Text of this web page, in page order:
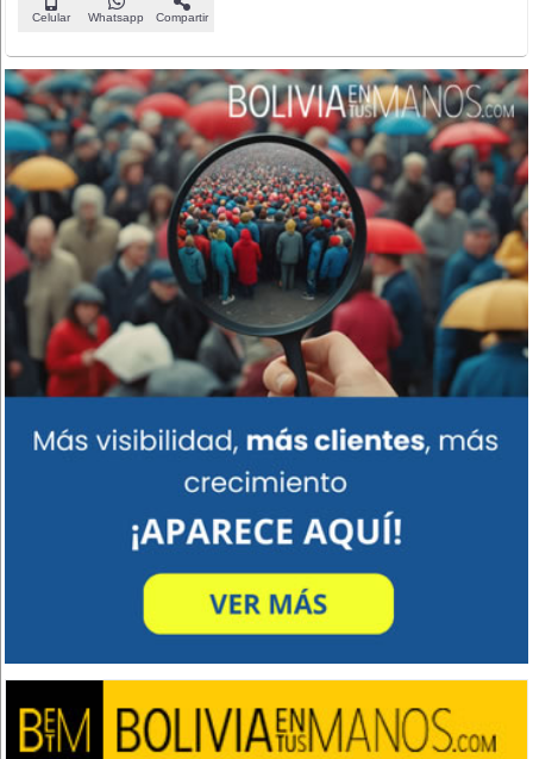
Celular Whatsapp Compartir